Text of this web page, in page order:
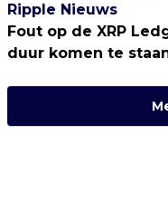
Ripple Nieuws
Fout op de XRP
duur komen te